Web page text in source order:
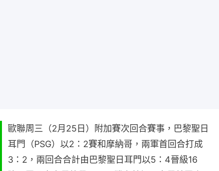
歐聯周三（2月25日）附加賽次回合賽事，巴黎聖日
耳門（PSG）以2：2賽和摩納哥，兩軍首回合打成
3：2，兩回合合計由巴黎聖日耳門以5：4晉級16